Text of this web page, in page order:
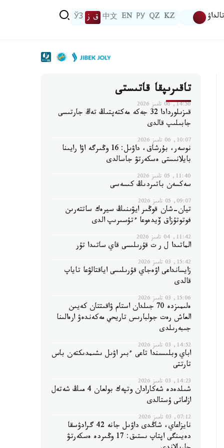
تالداۋ KZ
QZ
РУ
EN
中文 ق ز ЎЗ
تاقىرىپقا قاتىستى
14:56, 06 تامىز 2026
قىزىلوردادا 32 جەكە مەكتەپتىڭ تەڭ جارتىسى
جابىلىپ قالدى
10:07, 06 تامىز 2026
نوسەر، بۇرشاق، داۋىل: 16 وڭىرگە اۋا رايىنا
بايلانىستى ەسكەرتۋ جاسالدى
11:40, 05 تامىز 2026
سەكسەن باتىردىڭ كىسەسى
09:07, 05 تامىز 2026
تيان-شان قوڭىر ايۋىنىڭ سيرەك ساتتەرىن
فوتوتۇزاق ۆيدەوعا ءتۇسىرىپ الدى
11:42, 04 تامىز 2026
الماتىدا ل ر ت قۇرىلىسى قاي ساتىدا تۇر
15:42, 03 تامىز 2026
زايسانداعى اۋەجاي قۇرىلىسى اياقتالۋعا تاياپ
قالدى
15:06, 03 تامىز 2026
ەلىمىزدە 70 جىلدان استام ۋاقىتتان كەيىن
العاش رەت جولبارىس تاريحي مەكەندەۋ ارەالىنا
جىبەرىلدى
14:52, 03 تامىز 2026
اباي وبلىسىندا تاعى ءبىر اۋىل ىشىمدىكتەن باس
تارتتى
14:23, 03 تامىز 2026
شىلدەدە شەكارادان وتپەك بولعان 4 مىڭ شەتەل
ازاماتى ۇستالدى
07:12, 03 تامىز 2026
نايزاعاي، شاڭدى داۋىل جانە 42 گرادۋسقا
دەيىنگى اپتاپ ىستىق: 17 وڭىردە ەسكەرتۋ